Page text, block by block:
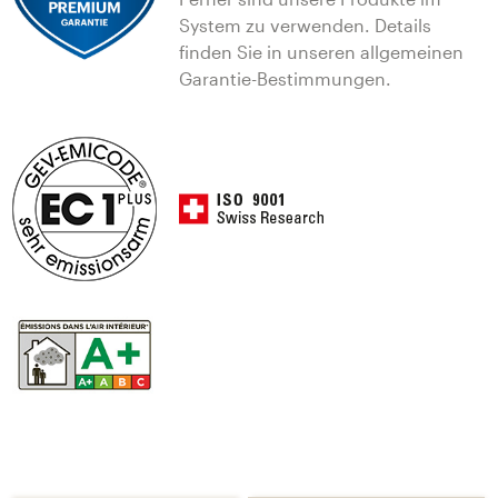
System zu verwenden. Details
finden Sie in unseren allgemeinen
Garantie-Bestimmungen.